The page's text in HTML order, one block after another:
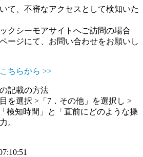
て、不審なアクセスとして検知いた
クシーモアサイトへご訪問の場合
ージにて、お問い合わせをお願いし
ちらから >>
記載の方法
を選択 >「7．その他」を選択し >
検知時間」と「直前にどのような操
。